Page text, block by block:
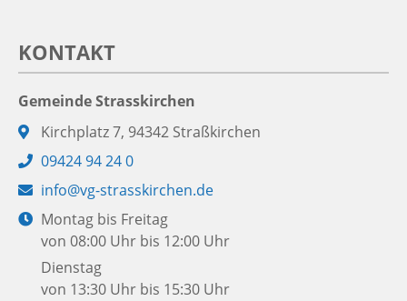
KONTAKT
Gemeinde Strasskirchen
Adresse:
Kirchplatz 7, 94342 Straßkirchen
Telefon:
09424 94 24 0
E-
Mail:
info@vg-strasskirchen.de
Öffnungszeiten:
Montag bis Freitag
von 08:00 Uhr bis 12:00 Uhr
Dienstag
von 13:30 Uhr bis 15:30 Uhr